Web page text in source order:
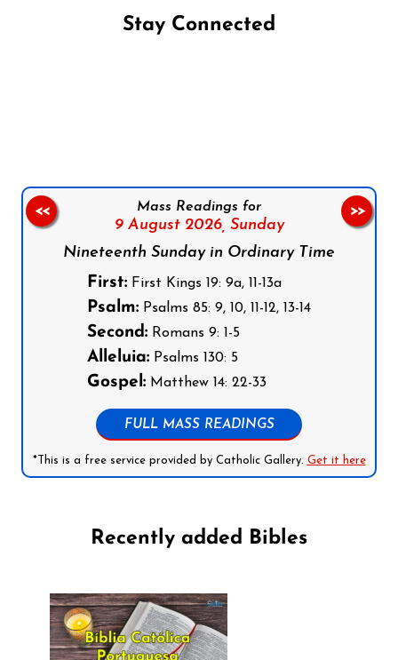
Stay Connected
Mass Readings for
9 August 2026, Sunday
Nineteenth Sunday in Ordinary Time
First: First Kings 19: 9a, 11-13a
Psalm: Psalms 85: 9, 10, 11-12, 13-14
Second: Romans 9: 1-5
Alleluia: Psalms 130: 5
Gospel: Matthew 14: 22-33
FULL MASS READINGS
*This is a free service provided by Catholic Gallery. Get it here
<< >>
Recently added Bibles